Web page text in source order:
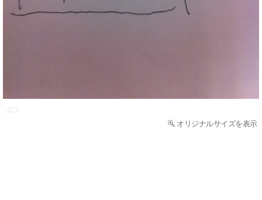
オリジナルサイズを表示